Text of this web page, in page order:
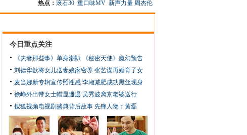
热点： 滚石30 重口味MV 新声力量 周杰伦
今日重点关注
《夫妻那些事》单身潮趴
《秘密天使》魔幻预告
刘德华欲将女儿送妻娘家密养 张艺谋再婚育子女
麦当娜新专辑宣传照性感 李湘减肥成功黑丝现身
徐峥外出带女士帽显邋遢 吴秀波离京老婆送行
搜狐视频电视剧盛典背后故事 先锋人物：黄磊